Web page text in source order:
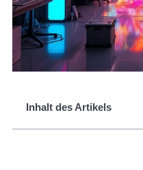
Inhalt des Artikels